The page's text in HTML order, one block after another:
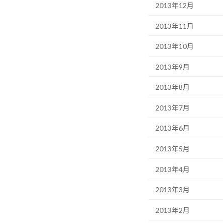
2013年12月
2013年11月
2013年10月
2013年9月
2013年8月
2013年7月
2013年6月
2013年5月
2013年4月
2013年3月
2013年2月